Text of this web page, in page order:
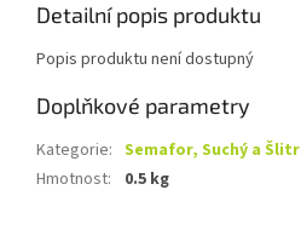
Detailní popis produktu
Popis produktu není dostupný
Doplňkové parametry
Kategorie: Semafor, Suchý a Šlitr
Hmotnost: 0.5 kg